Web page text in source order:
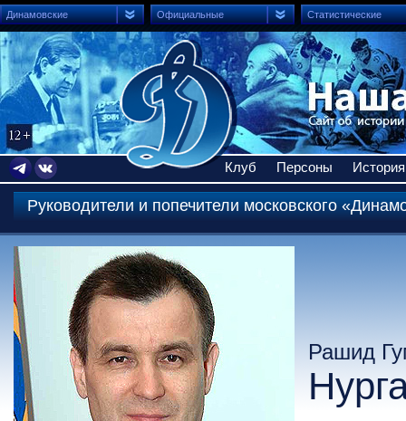
Динамовские Официальные Статистические
Клуб Персоны История
Руководители и попечители московского
Рашид